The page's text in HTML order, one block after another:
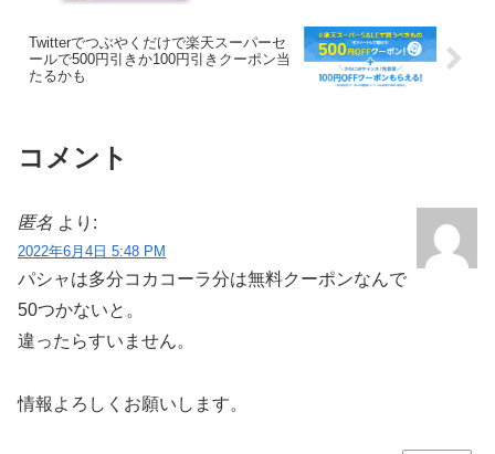
Twitterでつぶやくだけで楽天スーパーセ
ールで500円引きか100円引きクーポン当
たるかも
コメント
匿名 より:
2022年6月4日 5:48 PM
パシャは多分コカコーラ分は無料クーポンなんで
50つかないと。
違ったらすいません。
情報よろしくお願いします。